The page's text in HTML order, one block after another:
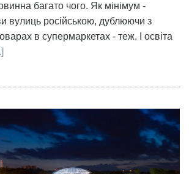
багато чого. Як мінімум -
вулиць російською, дублюючи з
в супермаркетах - теж. І освіта